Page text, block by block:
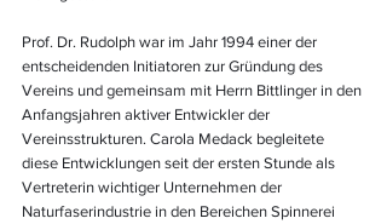
Prof. Dr. Rudolph war im Jahr 1994 einer der
entscheidenden Initiatoren zur Gründung des
Vereins und gemeinsam mit Herrn Bittlinger in den
Anfangsjahren aktiver Entwickler der
Vereinsstrukturen. Carola Medack begleitete
diese Entwicklungen seit der ersten Stunde als
Vertreterin wichtiger Unternehmen der
Naturfaserindustrie in den Bereichen Spinnerei